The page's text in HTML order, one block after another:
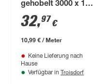
gehobelt 3000 x 140
x 80 mm
32,97€
10,99 € / Meter
Keine Lieferung nach
Hause
Verfügbar in Troisdorf